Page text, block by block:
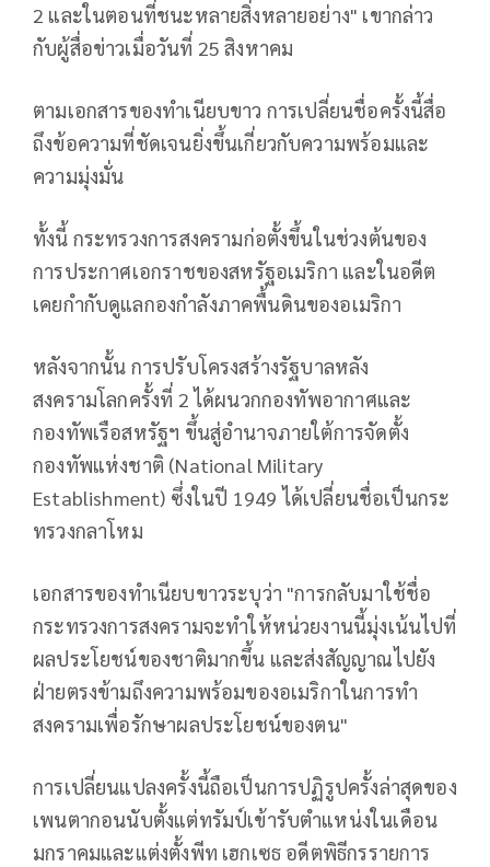
2 และในตอนที่ชนะหลายสิ่งหลายอย่าง" เขากล่าว
กับผู้สื่อข่าวเมื่อวันที่ 25 สิงหาคม
ตามเอกสารของทำเนียบขาว การเปลี่ยนชื่อครั้งนี้สื่อ
ถึงข้อความที่ชัดเจนยิ่งขึ้นเกี่ยวกับความพร้อมและ
ความมุ่งมั่น
ทั้งนี้ กระทรวงการสงครามก่อตั้งขึ้นในช่วงต้นของ
การประกาศเอกราชของสหรัฐอเมริกา และในอดีต
เคยกำกับดูแลกองกำลังภาคพื้นดินของอเมริกา
หลังจากนั้น การปรับโครงสร้างรัฐบาลหลัง
สงครามโลกครั้งที่ 2 ได้ผนวกกองทัพอากาศและ
กองทัพเรือสหรัฐฯ ขึ้นสู่อำนาจภายใต้การจัดตั้ง
กองทัพแห่งชาติ (National Military
Establishment) ซึ่งในปี 1949 ได้เปลี่ยนชื่อเป็นกระ
ทรวงกลาโหม
เอกสารของทำเนียบขาวระบุว่า "การกลับมาใช้ชื่อ
กระทรวงการสงครามจะทำให้หน่วยงานนี้มุ่งเน้นไปที่
ผลประโยชน์ของชาติมากขึ้น และส่งสัญญาณไปยัง
ฝ่ายตรงข้ามถึงความพร้อมของอเมริกาในการทำ
สงครามเพื่อรักษาผลประโยชน์ของตน"
การเปลี่ยนแปลงครั้งนี้ถือเป็นการปฏิรูปครั้งล่าสุดของ
เพนตากอนนับตั้งแต่ทรัมป์เข้ารับตำแหน่งในเดือน
มกราคมและแต่งตั้งพีท เฮกเซธ อดีตพิธีกรรายการ